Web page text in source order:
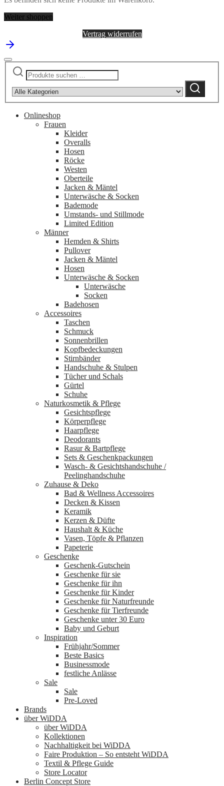
Kieken
Weiter shoppen
Vertrag widerrufen
Suchen
nach:
category:
Suchen
Onlineshop
Frauen
Kleider
Overalls
Hosen
Röcke
Westen
Oberteile
Jacken & Mäntel
Unterwäsche & Socken
Bademode
Umstands- und Stillmode
Limited Edition
Männer
Hemden & Shirts
Pullover
Jacken & Mäntel
Hosen
Unterwäsche & Socken
Unterwäsche
Socken
Badehosen
Accessoires
Taschen
Schmuck
Sonnenbrillen
Kopfbedeckungen
Stirnbänder
Handschuhe & Stulpen
Tücher und Schals
Gürtel
Schuhe
Naturkosmetik & Pflege
Gesichtspflege
Körperpflege
Haarpflege
Deodorants
Rasur & Bartpflege
Sets & Geschenkpackungen
Wasch‑ & Gesichtshandschuhe /
Peelinghandschuhe
Zuhause & Deko
Bad & Wellness Accessoires
Decken & Kissen
Keramik
Kerzen & Düfte
Haushalt & Küche
Vasen, Töpfe & Pflanzen
Papeterie
Geschenke
Geschenk-Gutschein
Geschenke für sie
Geschenke für ihn
Geschenke für Kinder
Geschenke für Naturfreunde
Geschenke für Tierfreunde
Geschenke unter 30 Euro
Baby und Geburt
Inspiration
Frühjahr/Sommer
Beste Basics
Businessmode
festliche Anlässe
Sale
Sale
Pre-Loved
Brands
über WiDDA
über WiDDA
Kollektionen
Nachhaltigkeit bei WiDDA
Faire Produktion – So entsteht WiDDA
Textil & Pflege Guide
Store Locator
Berlin Concept Store